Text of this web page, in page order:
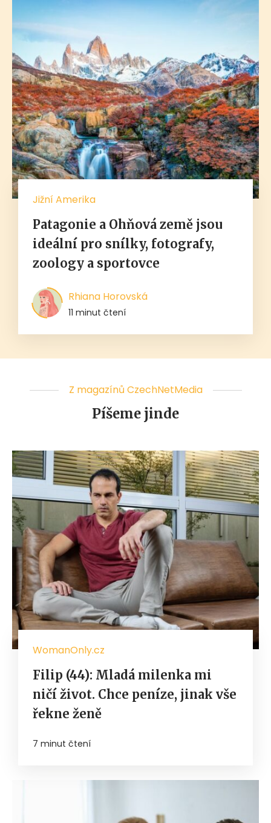
Jižní Amerika
Patagonie a Ohňová země jsou
ideální pro snílky, fotografy,
zoology a sportovce
Rhiana Horovská
11 minut čtení
Z magazínů CzechNetMedia
Píšeme jinde
WomanOnly.cz
Filip (44): Mladá milenka mi
ničí život. Chce peníze, jinak vše
řekne ženě
7 minut čtení